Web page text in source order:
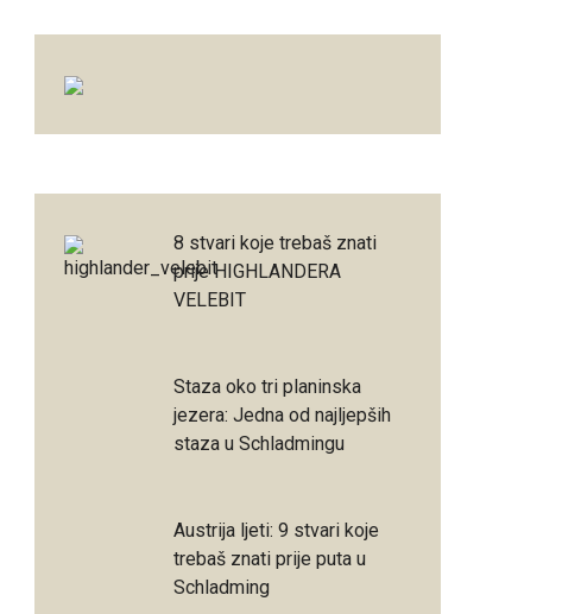
8 stvari koje trebaš znati
prije HIGHLANDERA
VELEBIT
Staza oko tri planinska
jezera: Jedna od najljepših
staza u Schladmingu
Austrija ljeti: 9 stvari koje
trebaš znati prije puta u
Schladming